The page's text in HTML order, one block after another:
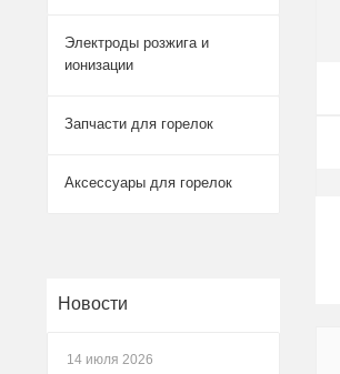
Электроды розжига и
ионизации
Запчасти для горелок
Аксессуары для горелок
Новости
14 июля 2026